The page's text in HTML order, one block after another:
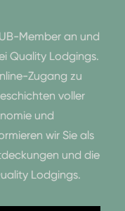
Member an und
Quality Lodgings.
Zugang zu
voller
und
wir Sie als
und die
Lodgings.